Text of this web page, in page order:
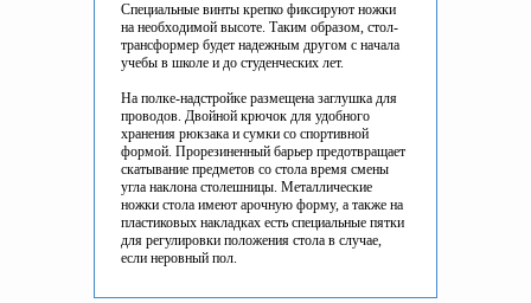
Специальные винты крепко фиксируют ножки
на необходимой высоте. Таким образом, стол-
трансформер будет надежным другом с начала
учебы в школе и до студенческих лет.
На полке-надстройке размещена заглушка для
проводов. Двойной крючок для удобного
хранения рюкзака и сумки со спортивной
формой. Прорезиненный барьер предотвращает
скатывание предметов со стола время смены
угла наклона столешницы. Металлические
ножки стола имеют арочную форму, а также на
пластиковых накладках есть специальные пятки
для регулировки положения стола в случае,
если неровный пол.